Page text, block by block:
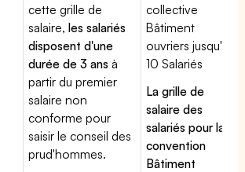
cette grille de
salaire,les salariés
disposent d'une
durée de 3 ans à
partir du premier
salaire non
conforme pour
saisir le conseil des
prud'hommes.
collective
Bâtiment
ouvriers jusqu'à
10 Salariés
La grille de
salaire des
salariés pour la
convention
Bâtiment